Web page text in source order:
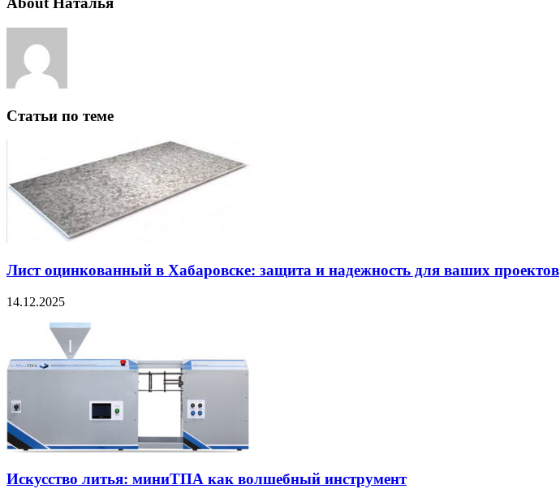
Статьи по теме
Лист оцинкованный в Хабаровске: защита и надежность для ваших проектов
14.12.2025
Искусство литья: миниТПА как волшебный инструмент